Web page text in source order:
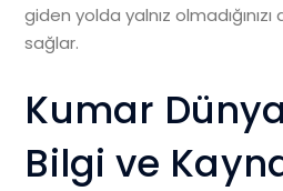
giden yolda yalnız
sağlar.
Kumar
Bilgi ve